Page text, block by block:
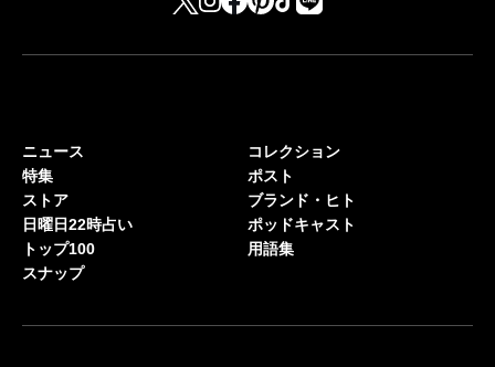
ニュース
特集
ストア
日曜日22時占い
トップ100
スナップ
コレクション
ポスト
ブランド・ヒト
ポッドキャスト
用語集